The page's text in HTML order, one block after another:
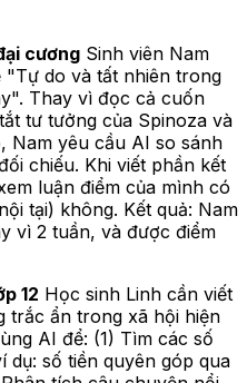
cương Sinh viên Nam
"Tự do và tất nhiên trong
Thay vì đọc cả cuốn
tư tưởng của Spinoza và
Nam yêu cầu AI so sánh
chiếu. Khi viết phần kết
luận điểm của mình có
tại) không. Kết quả: Nam
vì 2 tuần, và được điểm
12 Học sinh Linh cần viết
trắc ẩn trong xã hội hiện
AI để: (1) Tìm các số
dụ: số tiền quyên góp qua